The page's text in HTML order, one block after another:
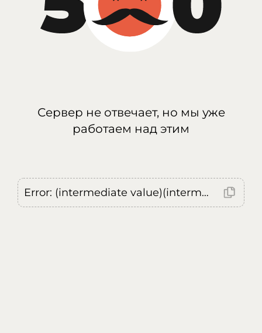
Сервер не отвечает, но мы уже
работаем над этим
Error: (intermediate value)(intermediate value)(intermediate value).replaceAll is not a function